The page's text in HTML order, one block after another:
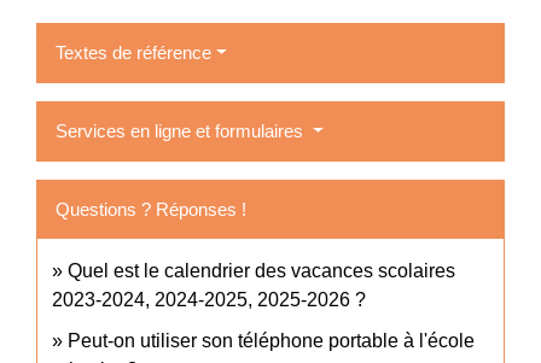
Textes de référence
Services en ligne et formulaires
Questions ? Réponses !
Quel est le calendrier des vacances scolaires
2023-2024, 2024-2025, 2025-2026 ?
Peut-on utiliser son téléphone portable à l'école